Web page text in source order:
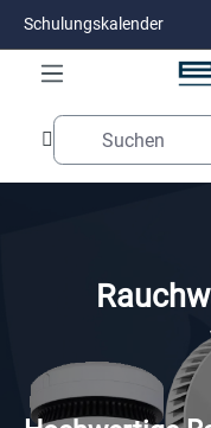
Zum Hauptinhalt springen
Schulungskalender